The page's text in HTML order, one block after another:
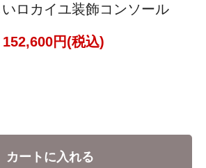
ロカイユ装飾コンソール
152,600円(税込)
カートに入れる